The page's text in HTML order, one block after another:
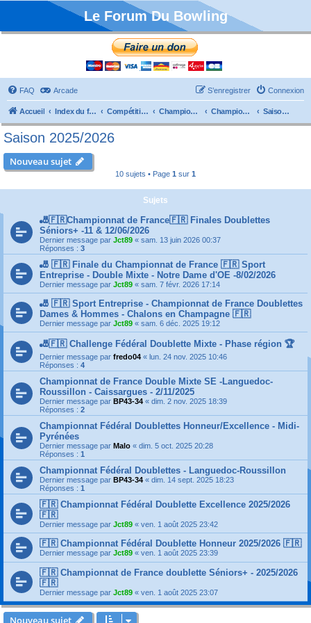
Le Forum Du Bowling
FAQ Arcade Connexion
S’enregistrer
Accueil Index du forum Compétitions Championnats de France Championnat Doublettes Saison 2025/2026
Saison 2025/2026
Nouveau sujet
10 sujets • Page 1 sur 1
Sujets
🎳🇫🇷Championnat de France🇫🇷 Finales Doublettes
Séniors+ -11 & 12/06/2026
Dernier message par Jct89 « sam. 13 juin 2026 00:37
Réponses : 3
🎳 🇫🇷 Finale du Championnat de France 🇫🇷 Sport
Entreprise - Double Mixte - Notre Dame d'OE -8/02/2026
Dernier message par Jct89 « sam. 7 févr. 2026 17:14
🎳 🇫🇷 Sport Entreprise - Championnat de France Doublettes
Dames & Hommes - Chalons en Champagne 🇫🇷
Dernier message par Jct89 « sam. 6 déc. 2025 19:12
🎳🇫🇷 Challenge Fédéral Doublette Mixte - Phase région 🏆
Dernier message par fredo04 « lun. 24 nov. 2025 10:46
Réponses : 4
Championnat de France Double Mixte SE -Languedoc-
Roussillon - Caissargues - 2/11/2025
Dernier message par BP43-34 « dim. 2 nov. 2025 18:39
Réponses : 2
Championnat Fédéral Doublettes Honneur/Excellence - Midi-
Pyrénées
Dernier message par Malo « dim. 5 oct. 2025 20:28
Réponses : 1
Championnat Fédéral Doublettes - Languedoc-Roussillon
Dernier message par BP43-34 « dim. 14 sept. 2025 18:23
Réponses : 1
🇫🇷 Championnat Fédéral Doublette Excellence 2025/2026
🇫🇷
Dernier message par Jct89 « ven. 1 août 2025 23:42
🇫🇷 Championnat Fédéral Doublette Honneur 2025/2026 🇫🇷
Dernier message par Jct89 « ven. 1 août 2025 23:39
🇫🇷 Championnat de France doublette Séniors+ - 2025/2026
🇫🇷
Dernier message par Jct89 « ven. 1 août 2025 23:07
Nouveau sujet